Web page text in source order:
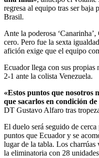
regresa al equipo tras ser baja
Brasil.
Ante la poderosa
cero. Pero fue la sexta
afición exige que el equipo
Ecuador llega con sus propias
2-1 ante la colista Venezuela.
«Estos puntos que nosotros
que sacarlos en condición
DT Gustavo Alfaro tras
El duelo será seguido de
puntos que Ecuador y se
lugar de la tabla. Los
la eliminatoria con 28